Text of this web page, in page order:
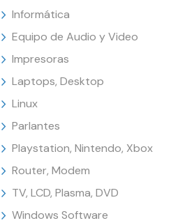
Informática
Equipo de Audio y Video
Impresoras
Laptops, Desktop
Linux
Parlantes
Playstation, Nintendo, Xbox
Router, Modem
TV, LCD, Plasma, DVD
Windows Software